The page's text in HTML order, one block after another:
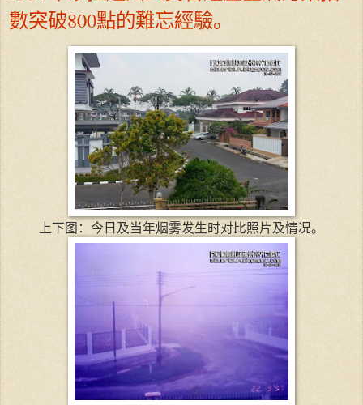
數突破800點的難忘經驗。
上下图：今日及当年烟雾发生时对比照片及情况。